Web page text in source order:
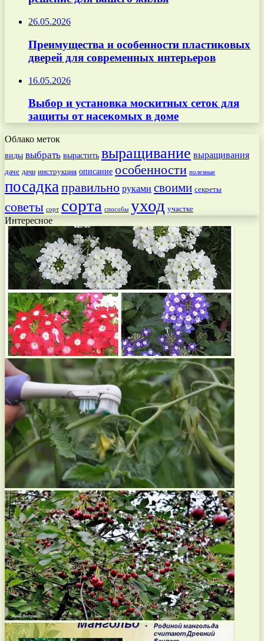
26.05.2026
Преимущества и особенности пластиковых
дверей для современных интерьеров
16.05.2026
Выбор и установка москитных сеток для
защиты от насекомых в доме
Облако меток
виды выбрать вырастить выращивание выращивания
даче дачи инструкция описание особенности полезные
посадкаправильно руками своими секреты
советы сорт сорта способы уход участке
Интересное